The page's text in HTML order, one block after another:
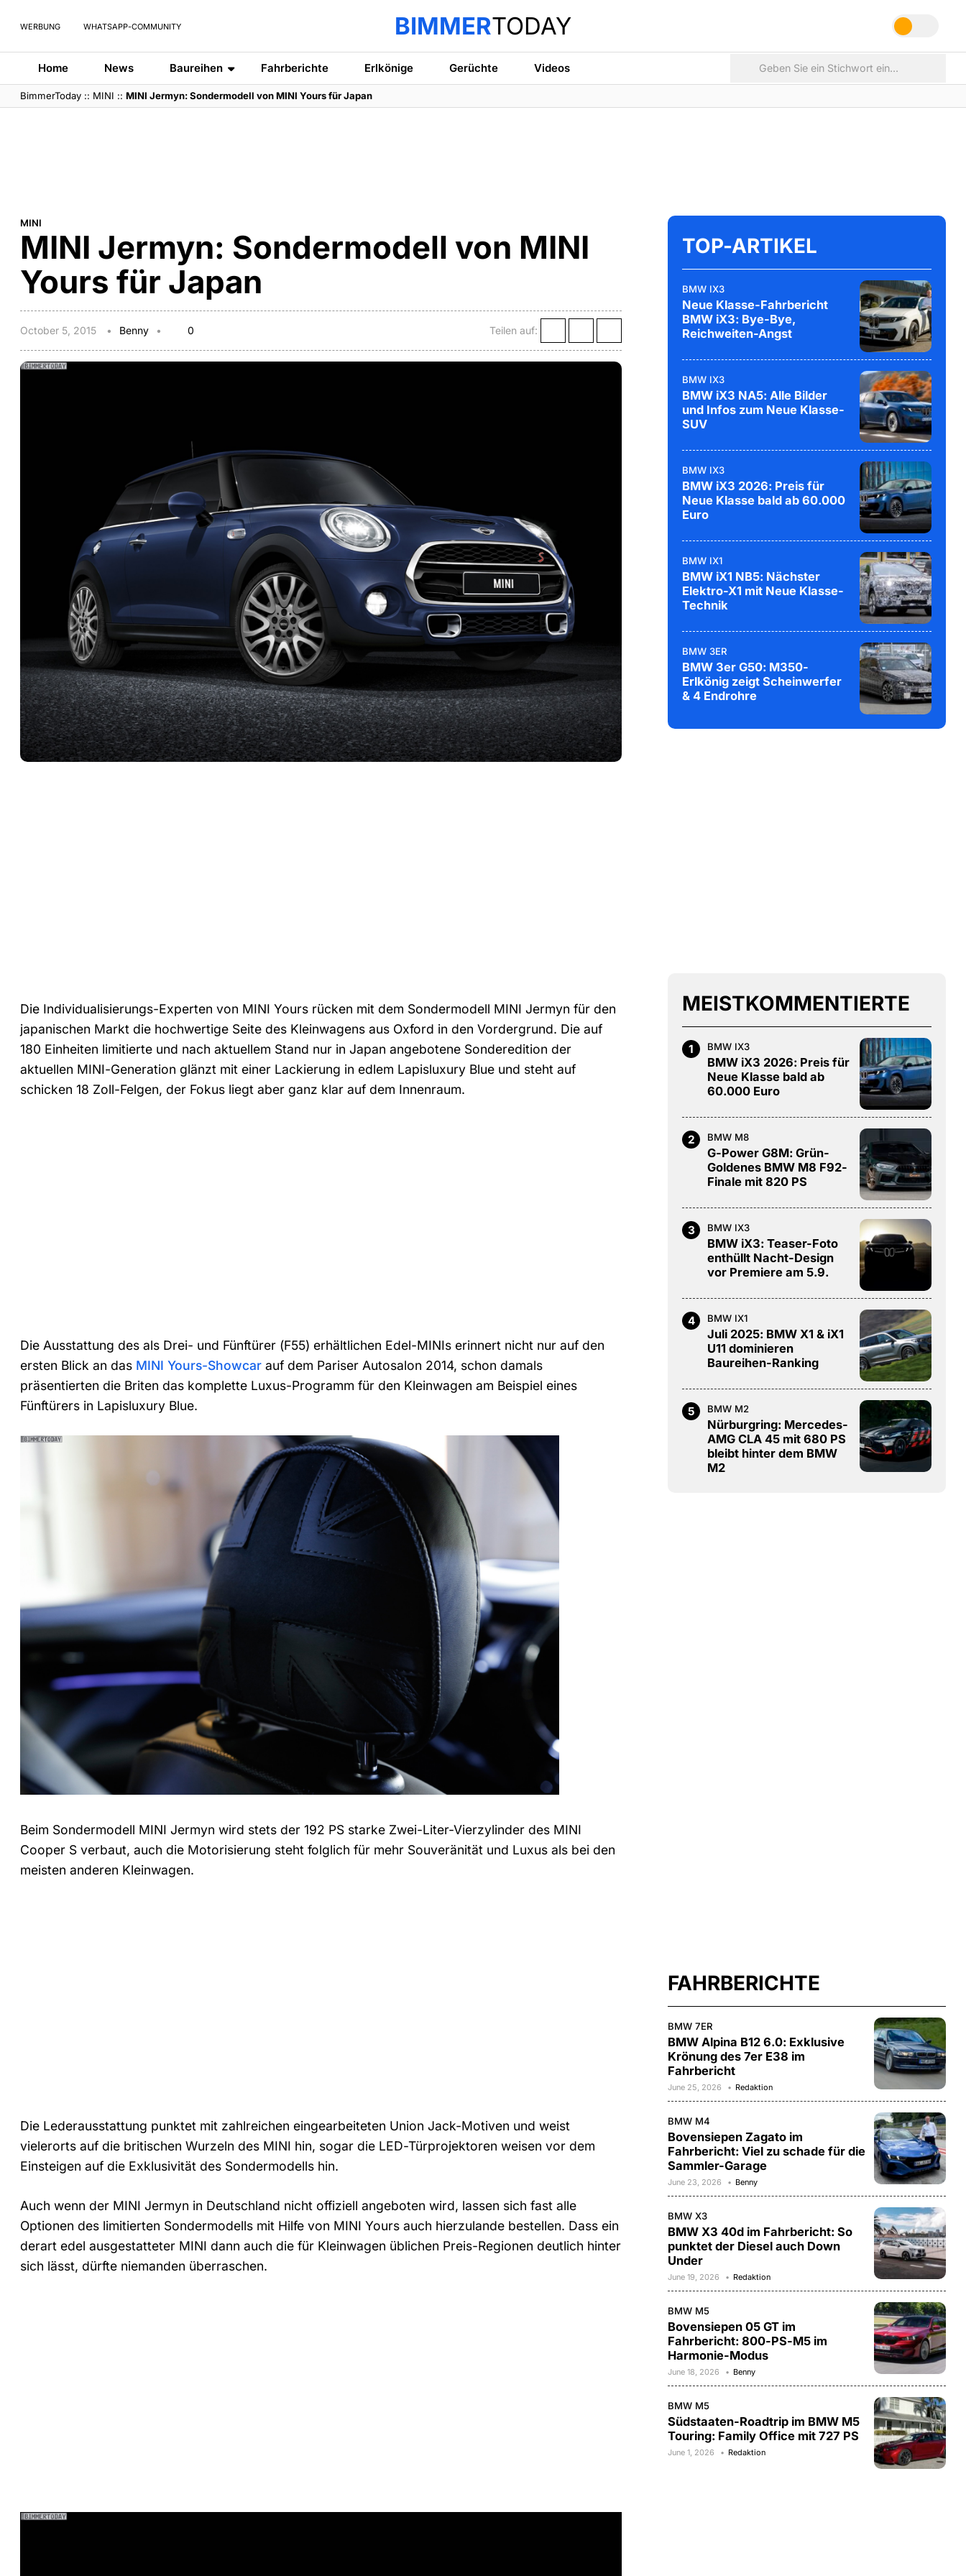
WERBUNG WHATSAPP-COMMUNITY BIMMERTODAY
Home News Baureihen Fahrberichte Erlkönige Gerüchte Videos
BimmerToday :: MINI ::MINI Jermyn: Sondermodell von MINI Yours für Japan
MINI
MINI Jermyn: Sondermodell von MINI
Yours für Japan
October 5, 2015 Benny 0 Teilen auf:
Die Individualisierungs-Experten von MINI Yours rücken mit dem Sondermodell MINI Jermyn für den
japanischen Markt die hochwertige Seite des Kleinwagens aus Oxford in den Vordergrund. Die auf
180 Einheiten limitierte und nach aktuellem Stand nur in Japan angebotene Sonderedition der
aktuellen MINI-Generation glänzt mit einer Lackierung in edlem Lapisluxury Blue und steht auf
schicken 18 Zoll-Felgen, der Fokus liegt aber ganz klar auf dem Innenraum.
Die Ausstattung des als Drei- und Fünftürer (F55) erhältlichen Edel-MINIs erinnert nicht nur auf den
ersten Blick an das MINI Yours-Showcar auf dem Pariser Autosalon 2014, schon damals
präsentierten die Briten das komplette Luxus-Programm für den Kleinwagen am Beispiel eines
Fünftürers in Lapisluxury Blue.
Beim Sondermodell MINI Jermyn wird stets der 192 PS starke Zwei-Liter-Vierzylinder des MINI
Cooper S verbaut, auch die Motorisierung steht folglich für mehr Souveränität und Luxus als bei den
meisten anderen Kleinwagen.
Die Lederausstattung punktet mit zahlreichen eingearbeiteten Union Jack-Motiven und weist
vielerorts auf die britischen Wurzeln des MINI hin, sogar die LED-Türprojektoren weisen vor dem
Einsteigen auf die Exklusivität des Sondermodells hin.
Auch wenn der MINI Jermyn in Deutschland nicht offiziell angeboten wird, lassen sich fast alle
Optionen des limitierten Sondermodells mit Hilfe von MINI Yours auch hierzulande bestellen. Dass ein
derart edel ausgestatteter MINI dann auch die für Kleinwagen üblichen Preis-Regionen deutlich hinter
sich lässt, dürfte niemanden überraschen.
TOP-ARTIKEL
BMW IX3
Neue Klasse-Fahrbericht
BMW iX3: Bye-Bye,
Reichweiten-Angst
BMW IX3
BMW iX3 NA5: Alle Bilder
und Infos zum Neue Klasse-
SUV
BMW IX3
BMW iX3 2026: Preis für
Neue Klasse bald ab 60.000
Euro
BMW IX1
BMW iX1 NB5: Nächster
Elektro-X1 mit Neue Klasse-
Technik
BMW 3ER
BMW 3er G50: M350-
Erlkönig zeigt Scheinwerfer
& 4 Endrohre
MEISTKOMMENTIERTE
1 BMW IX3
BMW iX3 2026: Preis für
Neue Klasse bald ab
60.000 Euro
2 BMW M8
G-Power G8M: Grün-
Goldenes BMW M8 F92-
Finale mit 820 PS
3 BMW IX3
BMW iX3: Teaser-Foto
enthüllt Nacht-Design
vor Premiere am 5.9.
4 BMW IX1
Juli 2025: BMW X1 & iX1
U11 dominieren
Baureihen-Ranking
5 BMW M2
Nürburgring: Mercedes-
AMG CLA 45 mit 680 PS
bleibt hinter dem BMW
M2
FAHRBERICHTE
BMW 7ER
BMW Alpina B12 6.0: Exklusive
Krönung des 7er E38 im
Fahrbericht
June 25, 2026 Redaktion
BMW M4
Bovensiepen Zagato im
Fahrbericht: Viel zu schade für die
Sammler-Garage
June 23, 2026 Benny
BMW X3
BMW X3 40d im Fahrbericht: So
punktet der Diesel auch Down
Under
June 19, 2026 Redaktion
BMW M5
Bovensiepen 05 GT im
Fahrbericht: 800-PS-M5 im
Harmonie-Modus
June 18, 2026 Benny
BMW M5
Südstaaten-Roadtrip im BMW M5
Touring: Family Office mit 727 PS
June 1, 2026 Redaktion